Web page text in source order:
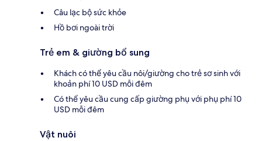
Câu lạc bộ sức khỏe
Hồ bơi ngoài trời
Trẻ em & giường bổ sung
Khách có thể yêu cầu nôi/giường cho trẻ sơ sinh với
khoản phí 10 USD mỗi đêm
Có thể yêu cầu cung cấp giường phụ với phụ phí 10
USD mỗi đêm
Vật nuôi